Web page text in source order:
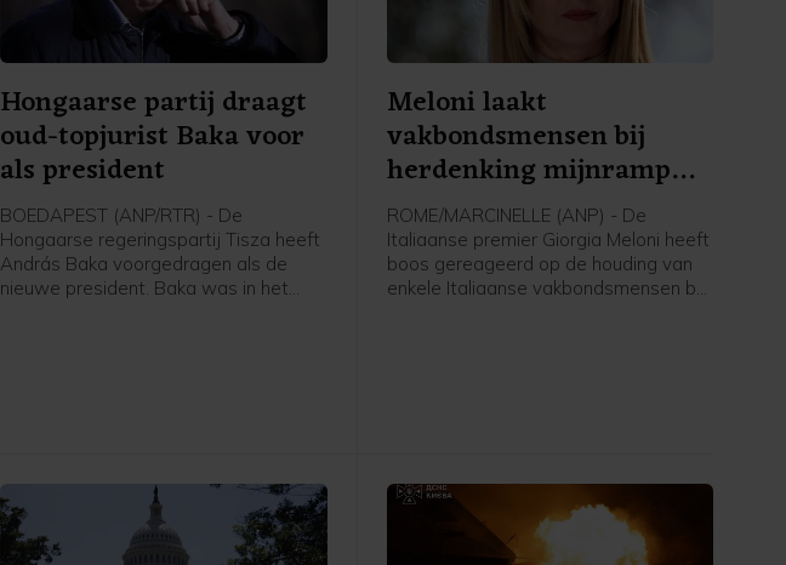
Hongaarse partij draagt
oud-topjurist Baka voor
als president
BOEDAPEST (ANP/RTR) - De
Hongaarse regeringspartij Tisza heeft
András Baka voorgedragen als de
nieuwe president. Baka was in het
Meloni laakt
vakbondsmensen bij
herdenking mijnramp
Marcinelle
ROME/MARCINELLE (ANP) - De
Italiaanse premier Giorgia Meloni heeft
boos gereageerd op de houding van
enkele Italiaanse vakbondsmensen bij